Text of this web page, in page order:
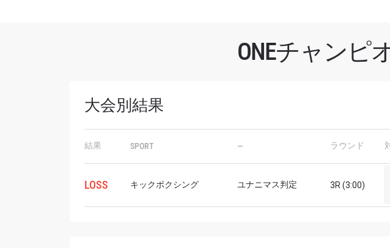
ONEチャンピ
大会別結果
結果 SPORT — ラウンド
LOSS キックボクシング ユナニマス判定 3R (3:00)
大会
ー、ライブイベントの最高の
Eメール